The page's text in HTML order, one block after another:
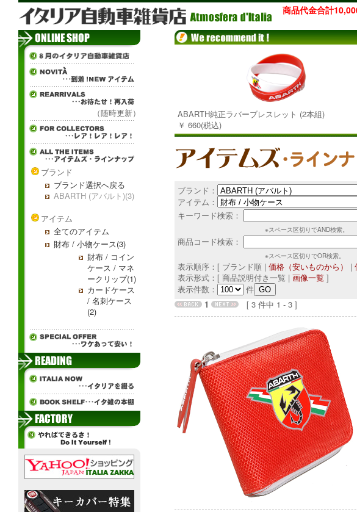
商品代金合計
（随時更新）
ブランド
ブランド選択へ戻る
ABARTH (アバルト)(3)
アイテム
全てのアイテム
財布 / 小物ケース(3)
財布 / コイン
ケース / マネ
ークリップ(1)
カードケース
/ 名刺ケース
(2)
ABARTH純正ラバーブレスレット (2本組)
￥ 660(税込)
ブランド：
アイテム：
キーワード検索：
※スペース区切りでAND検索。
商品コード検索：
※スペース区切りでOR検索。
表示順序：[ ブランド順 | 価格（安いものから） |
表示形式：[ 商品説明付き一覧 | 画像一覧 ]
表示件数：
件
1
[ 3 件中 1 - 3 ]